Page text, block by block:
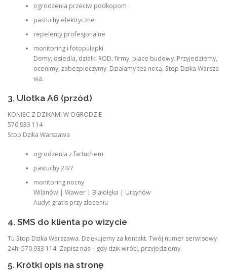
ogrodzenia przeciw podkopom
pastuchy elektryczne
repelenty profesjonalne
monitoring i fotopułapki
Domy, osiedla, działki ROD, firmy, place budowy. Przyjedziemy,
ocenimy, zabezpieczymy. Działamy też nocą. Stop Dzika Warsza
wa.
3. Ulotka A6 (przód)
KONIEC Z DZIKAMI W OGRODZIE
570 933 114
Stop Dzika Warszawa
ogrodzenia z fartuchem
pastuchy 24/7
monitoring nocny
Wilanów | Wawer | Białołęka | Ursynów
Audyt gratis przy zleceniu
4. SMS do klienta po wizycie
Tu Stop Dzika Warszawa. Dziękujemy za kontakt. Twój numer serwisowy
24h: 570 933 114. Zapisz nas – gdy dzik wróci, przyjedziemy.
5. Krótki opis na stronę